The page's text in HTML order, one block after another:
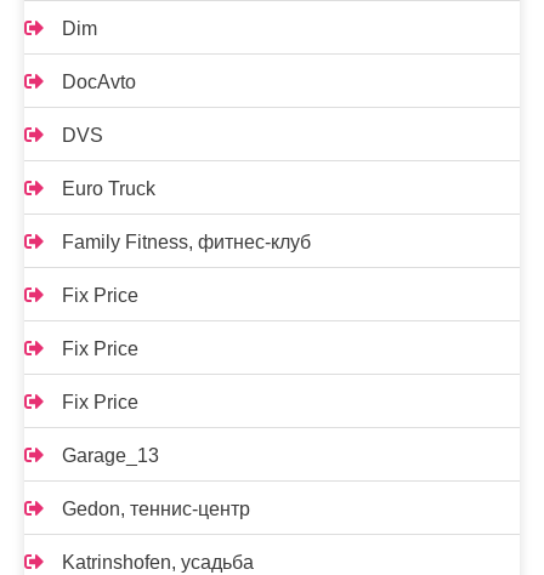
Dim
DocAvto
DVS
Euro Truck
Family Fitness, фитнес-клуб
Fix Price
Fix Price
Fix Price
Garage_13
Gedon, теннис-центр
Katrinshofen, усадьба